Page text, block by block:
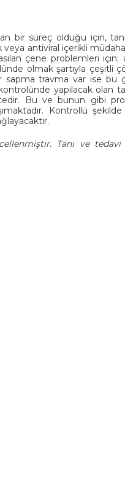
bir süreç olduğu için,
antiviral içerikli
çene problemleri için;
olmak şartıyla çeşitli
sapma travma var ise
yapılacak olan
Bu ve bunun gibi
Kontrollü
Tanı ve